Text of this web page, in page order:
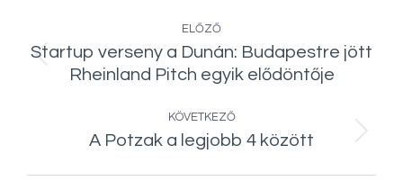
navigation
ELŐZŐ
Előző
bejegyzés:
Startup verseny a Dunán: Budapestre jött
Rheinland Pitch egyik elődöntője
KÖVETKEZŐ
Következő
A Potzak a legjobb 4 között